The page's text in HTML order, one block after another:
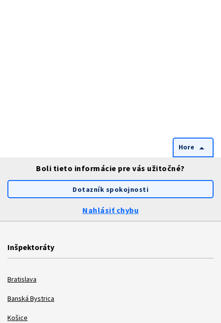
Hore arrow_drop_up
Boli tieto informácie pre vás užitočné?
Dotazník spokojnosti
Nahlásiť chybu
Inšpektoráty
Bratislava
Banská Bystrica
Košice